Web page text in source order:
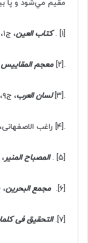
مقیم ﻣﻲشود و پا
[۱] .کتاب العین، ج۱، ص۲۰۵.
.[۲] معجم المقاییس
.[۳] لسان العرب، ج۹، ص۲۵۵.
.[۴] راغب الاصفهانی،
[۵] .المصباح المنیر،
[۶] .مجمع البحرین،
[۷] .التحقیق فی